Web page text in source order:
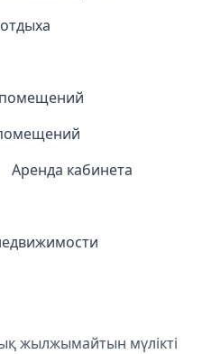
Аренда кабинета
жылжымайтын мүлікті